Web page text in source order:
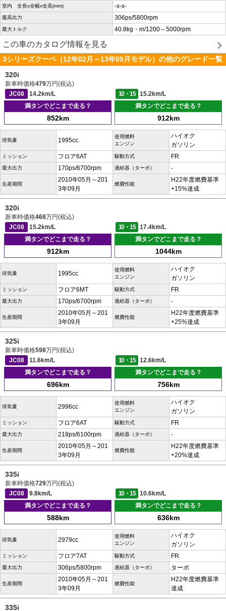
室内 全長x全幅x全高(mm) -x-x-
最高出力 306ps/5800rpm
最大トルク 40.8kg・m/1200～5000rpm
この車のカタログ情報を見る
3シリーズクーペ（12年02月～13年09月モデル）の他のグレード一覧
320i
新車時価格479万円(税込)
JC08
14.2km/L 10・15
15.2km/L
満タンでどこまで走る？
852km
満タンでどこまで走る？
912km
排気量 1995cc
使用燃料
エンジン
ハイオク
ガソリン
ミッション フロア6AT 駆動方式 FR
最大出力 170ps/6700rpm 過給器（ターボ） -
生産期間
2010年05月～201
3年09月
燃費性能
H22年度燃費基準
+15%達成
320i
新車時価格468万円(税込)
JC08
15.2km/L 10・15
17.4km/L
満タンでどこまで走る？
912km
満タンでどこまで走る？
1044km
排気量 1995cc
使用燃料
エンジン
ハイオク
ガソリン
ミッション フロア6MT 駆動方式 FR
最大出力 170ps/6700rpm 過給器（ターボ） -
生産期間
2010年05月～201
3年09月
燃費性能
H22年度燃費基準
+25%達成
325i
新車時価格598万円(税込)
JC08
11.6km/L 10・15
12.6km/L
満タンでどこまで走る？
696km
満タンでどこまで走る？
756km
排気量 2996cc
使用燃料
エンジン
ハイオク
ガソリン
ミッション フロア6AT 駆動方式 FR
最大出力 218ps/6100rpm 過給器（ターボ） -
生産期間
2010年05月～201
3年09月
燃費性能
H22年度燃費基準
+20%達成
335i
新車時価格729万円(税込)
JC08
9.8km/L 10・15
10.6km/L
満タンでどこまで走る？
588km
満タンでどこまで走る？
636km
排気量 2979cc
使用燃料
エンジン
ハイオク
ガソリン
ミッション フロア7AT 駆動方式 FR
最大出力 306ps/5800rpm 過給器（ターボ） ターボ
生産期間
2010年05月～201
3年09月
燃費性能
H22年度燃費基準
達成
335i